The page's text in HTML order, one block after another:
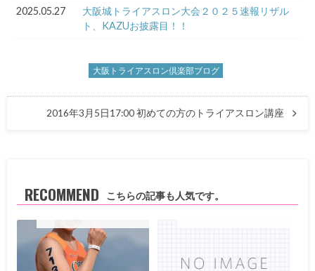
2025.05.27
大阪城トライアスロン大会２０２５速報リザル
ト、KAZUお披露目！！
大阪トライアスロン倶楽部ブログ
2016年3月5日17:00 初めての方のトライアスロン講座
RECOMMEND こちらの記事も人気です。
大阪トライアスロン倶楽部ブログ